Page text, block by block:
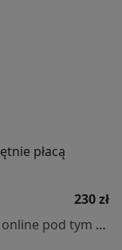
płacą
230 zł
Specjalista nie oferuje umawiania online pod tym adresem.